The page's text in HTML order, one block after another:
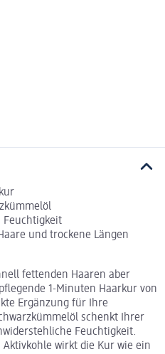
Feuchtigkeit
und trockene Längen
fettenden Haaren aber
1-Minuten Haarkur von
Ergänzung für Ihre
schenkt Ihrer
Feuchtigkeit.
wirkt die Kur wie ein